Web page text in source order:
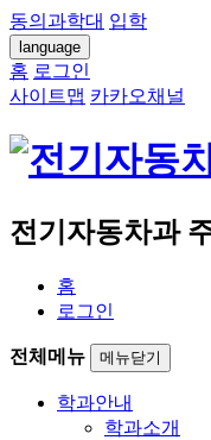
동의과학대 입학
language
홈 로그인
사이트맵 카카오채널
전기자동차과
홈
로그인
전체메뉴 메뉴닫기
학과안내
학과소개